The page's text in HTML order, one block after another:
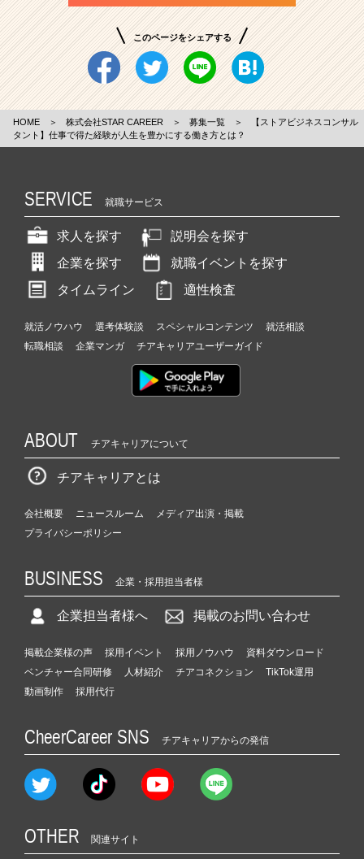
このページをシェアする
HOME ＞ 株式会社STAR CAREER ＞ 募集一覧 ＞
【ストアビジネスコンサル
タント】仕事で得た経験が人生を豊かにする働き方とは？
SERVICE 就職サービス
求人を探す
説明会を探す
企業を探す
就職イベントを探す
タイムライン
適性検査
就活ノウハウ 選考体験談 スペシャルコンテンツ
就活相談
転職相談
企業マンガ チアキャリアユーザーガイド
ABOUT チアキャリアについて
チアキャリアとは
会社概要 ニュースルーム
メディア出演・掲載
プライバシーポリシー
BUSINESS 企業・採用担当者様
企業担当者様へ 掲載のお問い合わせ
掲載企業様の声 採用イベント 採用ノウハウ
資料ダウンロード
ベンチャー合同研修
人材紹介 チアコネクション
TikTok運用
動画制作
採用代行
CheerCareer SNS チアキャリアからの発信
OTHER 関連サイト